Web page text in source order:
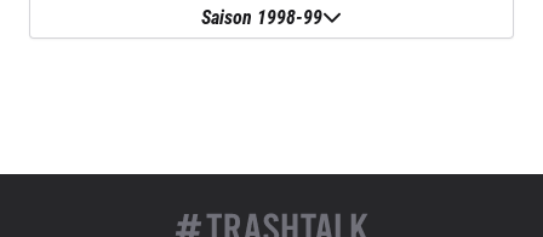
Saison 1998-99